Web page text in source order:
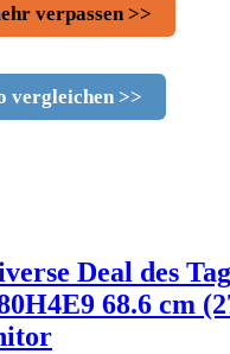
verpassen >>
vergleichen >>
Deal des
68.6 cm